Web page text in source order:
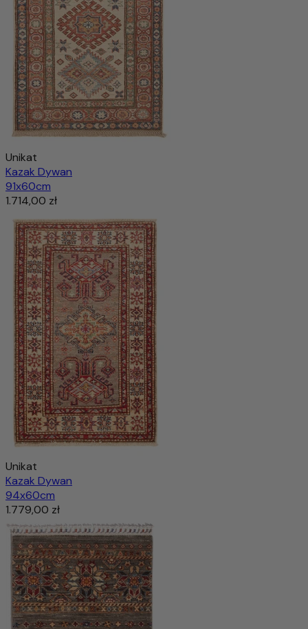
Unikat
Kazak Dywan
91x60cm
1.714,00 zł
Unikat
Kazak Dywan
94x60cm
1.779,00 zł